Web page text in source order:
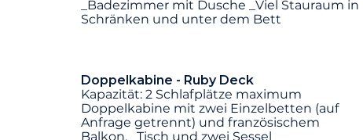
_Badezimmer mit Dusche _Viel Stauraum in
Schränken und unter dem Bett
Doppelkabine - Ruby Deck
Kapazität: 2 Schlafplätze maximum
Doppelkabine mit zwei Einzelbetten (auf
Anfrage getrennt) und französischem
Balkon. _Tisch und zwei Sessel